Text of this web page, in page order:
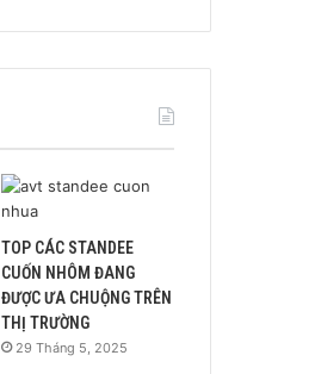
TOP CÁC STANDEE
CUỐN NHÔM ĐANG
ĐƯỢC ƯA CHUỘNG TRÊN
THỊ TRƯỜNG
29 Tháng 5, 2025